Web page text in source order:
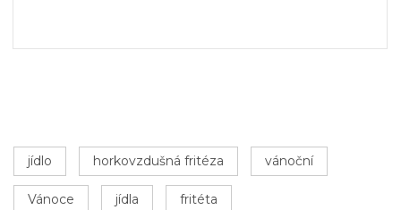
jídlo horkovzdušná fritéza vánoční
Vánoce jídla fritéta